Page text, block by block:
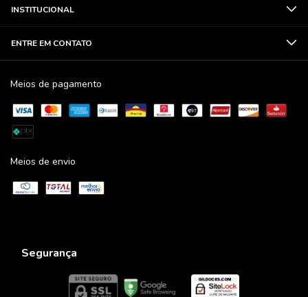
INSTITUCIONAL
ENTRE EM CONTATO
Meios de pagamento
Meios de envio
Segurança